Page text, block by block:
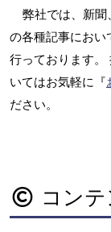
弊社では、新
の各種記事におい
行っております。
いてはお気軽に『
ださい。
コン